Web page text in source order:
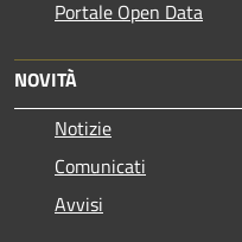
Portale Open Data
NOVITÀ
Notizie
Comunicati
Avvisi